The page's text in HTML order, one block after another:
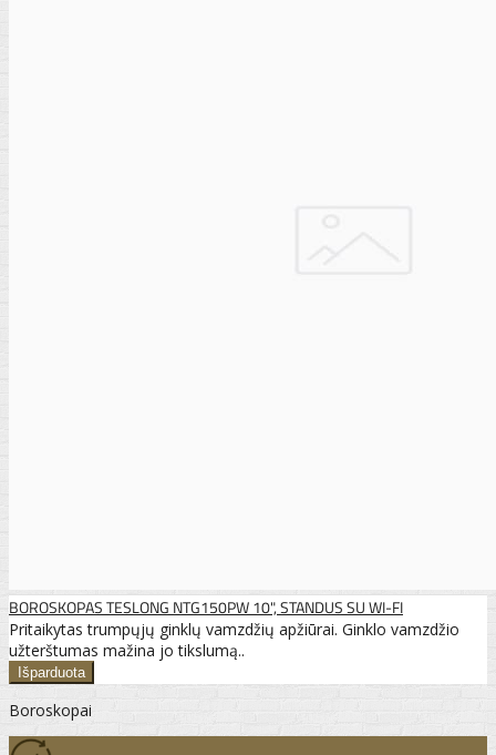
BOROSKOPAS TESLONG NTG150PW 10", STANDUS SU WI-FI
Pritaikytas trumpųjų ginklų vamzdžių apžiūrai. Ginklo vamzdžio
užterštumas mažina jo tikslumą..
Boroskopai